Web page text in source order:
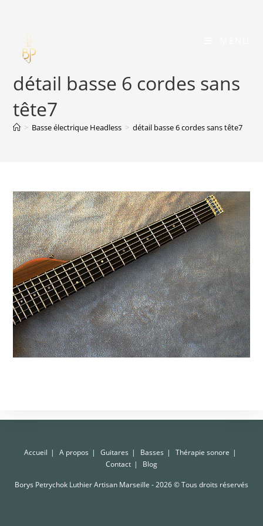
content
détail basse 6 cordes sans
tête7
> Basse électrique Headless > détail basse 6 cordes sans tête7
Accueil A propos Guitares Basses
Thérapie sonore
Contact
Blog
Borys Petrychok Luthier Artisan Marseille - 2026 © Tous droits réservés